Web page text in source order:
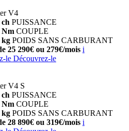
V4
ch PUISSANCE
Nm COUPLE
kg POIDS SANS CARBURANT
25 290€ ou 279€/mois i
le Découvrez-le
V4 S
ch PUISSANCE
Nm COUPLE
kg POIDS SANS CARBURANT
28 890€ ou 319€/mois i